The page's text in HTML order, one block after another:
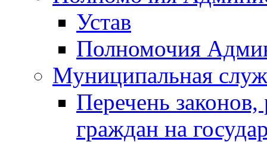
Устав
Полномочия
Муниципальная
Перечень
граждан на